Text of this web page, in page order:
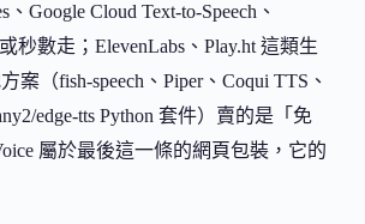
Google Cloud Text-to-Speech、
數走；ElevenLabs、Play.ht 這類生
（fish-speech、Piper、Coqui TTS、
edge-tts Python 套件）賣的是「免
屬於最後這一條的網頁包裝，它的